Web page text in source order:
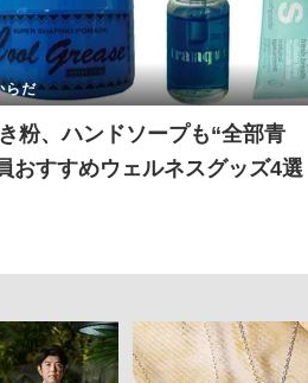
らだ
粉、ハンドソープも“全部青
おすすめウェルネスグッズ4選